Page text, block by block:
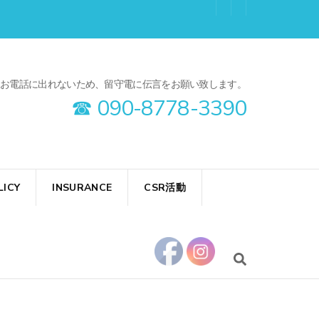
話に出れないため、留守電に伝言をお願い致します。
☎︎ 090-8778-3390
INSURANCE CSR活動